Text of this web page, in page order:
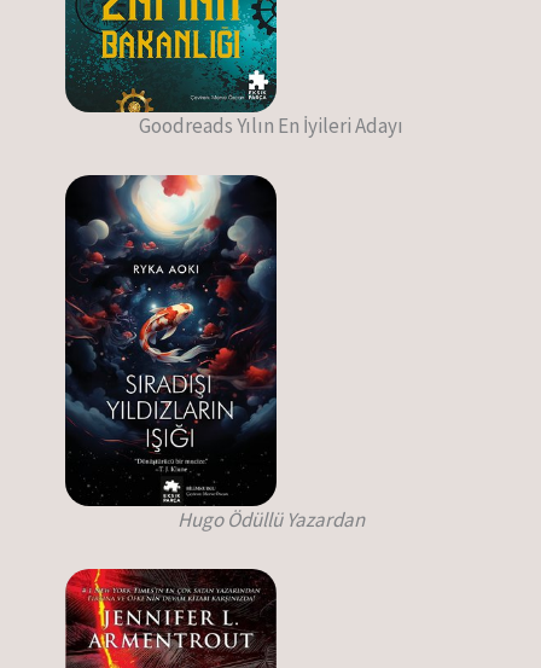
Goodreads Yılın En İyileri Adayı
Hugo Ödüllü Yazardan